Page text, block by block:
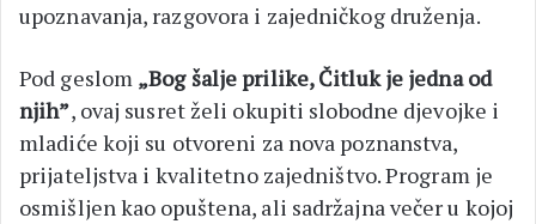
upoznavanja, razgovora i zajedničkog druženja.
Pod geslom „Bog šalje prilike, Čitluk je jedna od
njih”, ovaj susret želi okupiti slobodne djevojke i
mladiće koji su otvoreni za nova poznanstva,
prijateljstva i kvalitetno zajedništvo. Program je
osmišljen kao opuštena, ali sadržajna večer u kojoj